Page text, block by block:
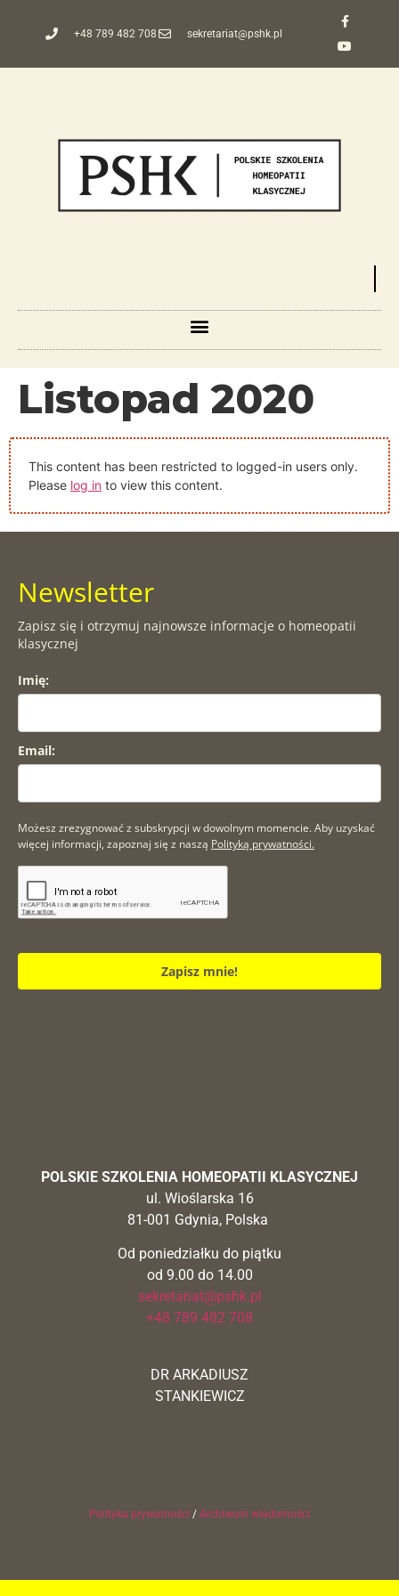
+48 789 482 708 sekretariat@pshk.pl
Listopad 2020
This content has been restricted to logged-in users only.
Please log in to view this content.
Newsletter
Zapisz się i otrzymuj najnowsze informacje o homeopatii
klasycznej
Imię:
Email:
Możesz zrezygnować z subskrypcji w dowolnym momencie. Aby uzyskać
więcej informacji, zapoznaj się z naszą Polityką prywatności.
Zapisz mnie!
POLSKIE SZKOLENIA HOMEOPATII KLASYCZNEJ
ul. Wioślarska 16
81-001 Gdynia, Polska
Od poniedziałku do piątku
od 9.00 do 14.00
sekretariat@pshk.pl
+48 789 482 708
DR ARKADIUSZ
STANKIEWICZ
Polityka prywatności / Archiwum wiadomości